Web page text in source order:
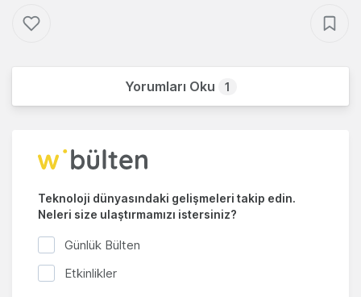
Yorumları Oku 1
Teknoloji dünyasındaki gelişmeleri takip edin.
Neleri size ulaştırmamızı istersiniz?
Günlük Bülten
Etkinlikler